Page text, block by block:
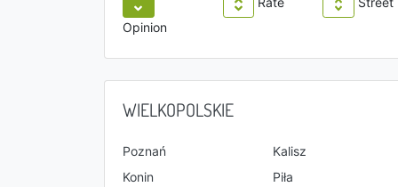
Opinion
WIELKOPOLSKIE
Poznań
Kalisz
Konin
Piła